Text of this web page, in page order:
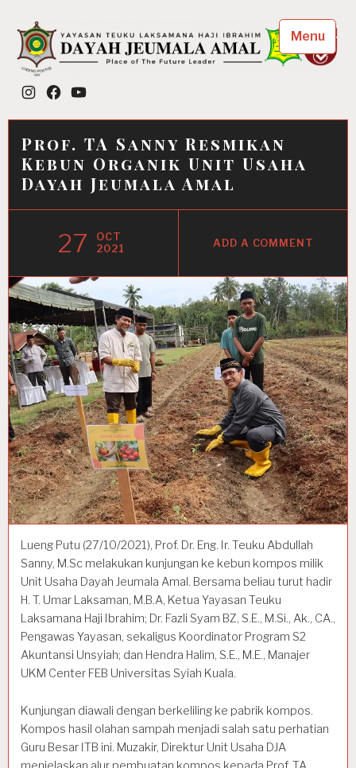
content
Dayah Jeumala Amal
Place of The Future Leader
Instagram
FacebookYouTube
Menu
Prof. TA Sanny Resmikan
Kebun Organik Unit Usaha
Dayah Jeumala Amal
27
OCT
2021
ADD A COMMENT
Lueng Putu (27/10/2021), Prof. Dr. Eng. Ir. Teuku Abdullah
Sanny, M.Sc melakukan kunjungan ke kebun kompos milik
Unit Usaha Dayah Jeumala Amal. Bersama beliau turut hadir
H. T. Umar Laksaman, M.B.A, Ketua Yayasan Teuku
Laksamana Haji Ibrahim; Dr. Fazli Syam BZ, S.E., M.Si., Ak., CA.,
Pengawas Yayasan, sekaligus Koordinator Program S2
Akuntansi Unsyiah; dan Hendra Halim, S.E., M.E., Manajer
UKM Center FEB Universitas Syiah Kuala.
Kunjungan diawali dengan berkeliling ke pabrik kompos.
Kompos hasil olahan sampah menjadi salah satu perhatian
Guru Besar ITB ini. Muzakir, Direktur Unit Usaha DJA